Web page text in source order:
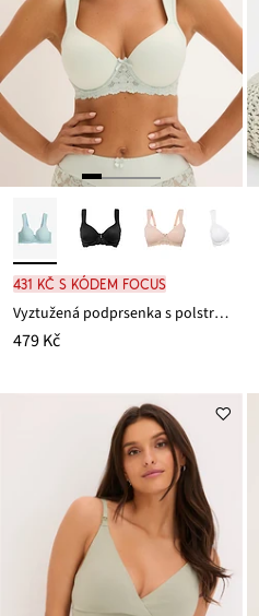
431 Kč s kódem FOCUS
Vyztužená podprsenka s polstrovanými ramínky
479 Kč